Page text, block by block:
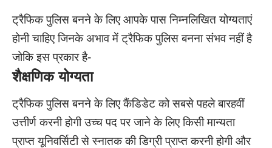
ट्रैफिक पुलिस बनने के लिए आपके पास निम्नलिखित योग्यताएं
होनी चाहिए जिनके अभाव में ट्रैफिक पुलिस बनना संभव नहीं है
जोकि इस प्रकार है-
शैक्षणिक योग्यता
ट्रैफिक पुलिस बनने के लिए कैंडिडेट को सबसे पहले बारहवीं
उत्तीर्ण करनी होगी उच्च पद पर जाने के लिए किसी मान्यता
प्राप्त यूनिवर्सिटी से स्नातक की डिग्री प्राप्त करनी होगी और